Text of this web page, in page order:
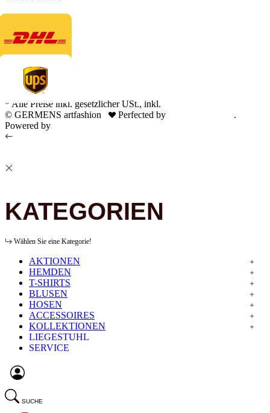
* Alle Preise inkl. gesetzlicher USt., inkl.
© GERMENS artfashion
Perfected by
.
Powered by
KATEGORIEN
Wählen Sie eine Kategorie!
AKTIONEN
HEMDEN
T-SHIRTS
BLUSEN
HOSEN
ACCESSOIRES
KOLLEKTIONEN
LIEGESTUHL
SERVICE
SUCHE